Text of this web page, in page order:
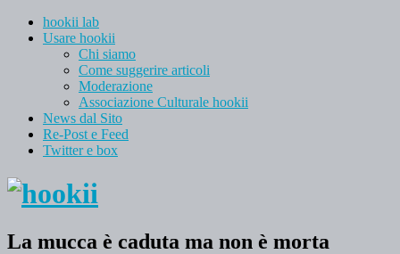
hookii lab
Usare hookii
Chi siamo
Come suggerire articoli
Moderazione
Associazione Culturale hookii
News dal Sito
Re-Post e Feed
Twitter e box
La mucca è caduta ma non è morta